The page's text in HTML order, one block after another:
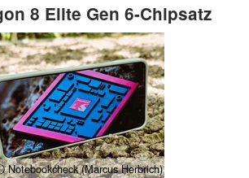
8 Elite Gen 6-Chipsatz
Notebookcheck (Marcus Herbrich)